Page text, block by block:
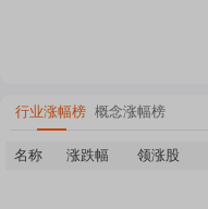
行业涨幅榜 概念涨幅榜
名称 涨跌幅 领涨股